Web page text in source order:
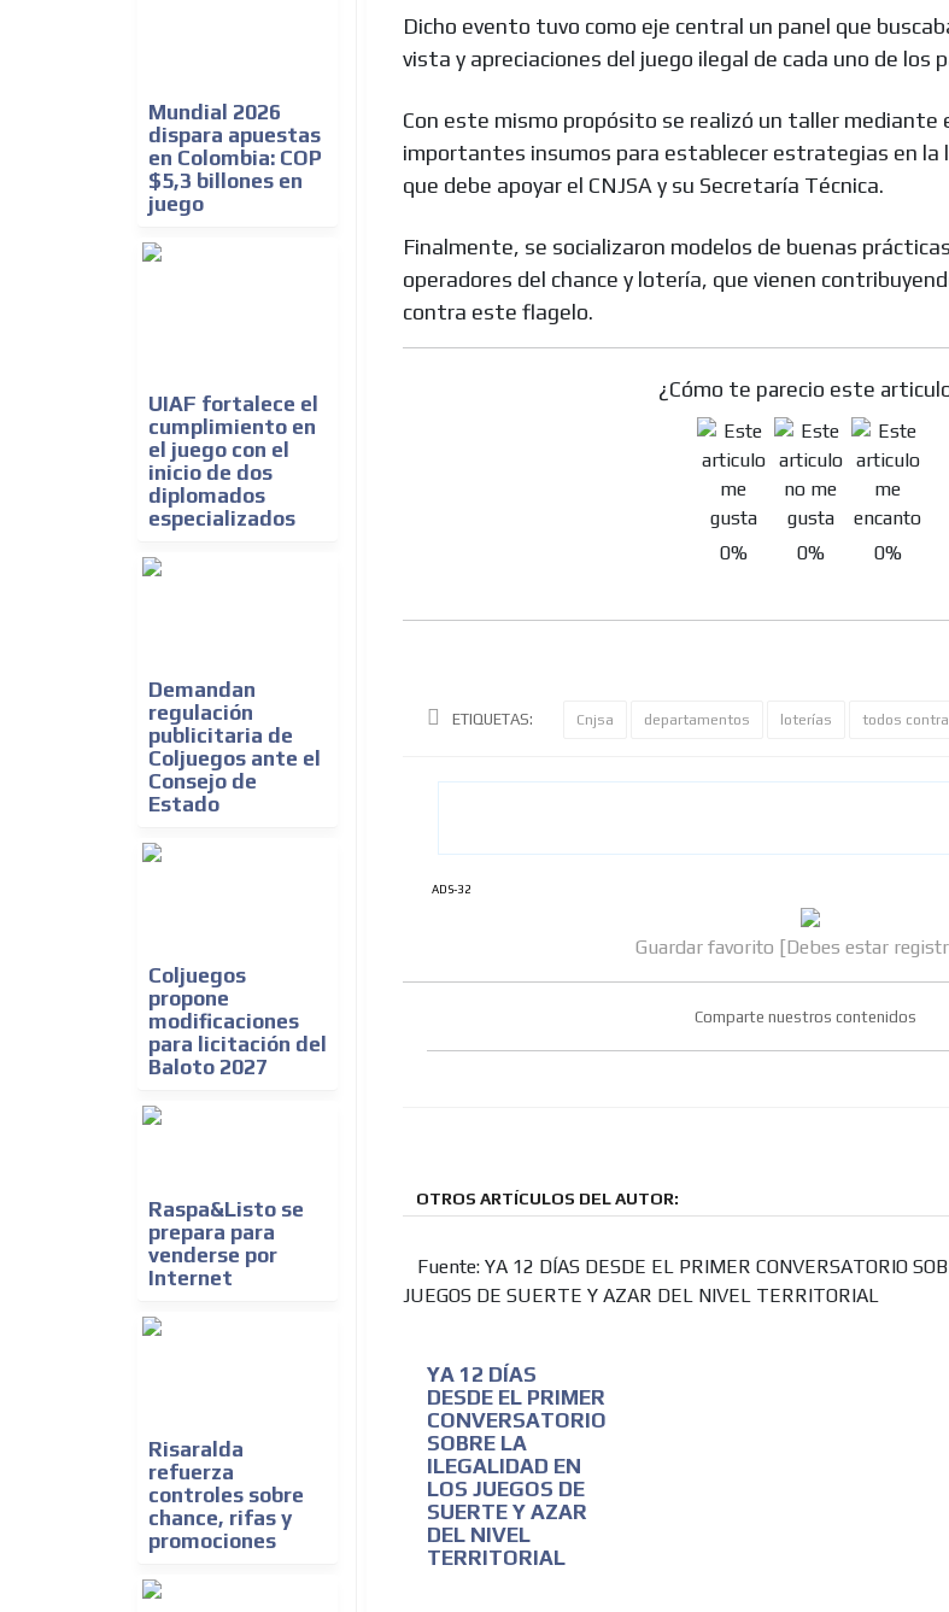
Mundial 2026
dispara apuestas
en Colombia: COP
$5,3 billones en
juego
UIAF fortalece el
cumplimiento en
el juego con el
inicio de dos
diplomados
especializados
Demandan
regulación
publicitaria de
Coljuegos ante el
Consejo de
Estado
Coljuegos
propone
modificaciones
para licitación del
Baloto 2027
Raspa&Listo se
prepara para
venderse por
Internet
Risaralda
refuerza
controles sobre
chance, rifas y
promociones
Dicho evento tuvo como eje central un panel que
vista y apreciaciones del juego ilegal de cada uno de los
Con este mismo propósito se realizó un taller mediante
importantes insumos para establecer estrategias en la
que debe apoyar el CNJSA y su Secretaría Técnica.
Finalmente, se socializaron modelos de buenas
operadores del chance y lotería, que vienen
contra este flagelo.
¿Cómo te parecio este
0% 0% 0%
ETIQUETAS: Cnjsa departamentos loterías todos contra
ADS-32
Guardar favorito [Debes estar
Comparte nuestros contenidos
OTROS ARTÍCULOS DEL AUTOR:
Fuente: YA 12 DÍAS DESDE EL PRIMER CONVERSATORIO
JUEGOS DE SUERTE Y AZAR DEL NIVEL TERRITORIAL
YA 12 DÍAS
DESDE EL PRIMER
CONVERSATORIO
SOBRE LA
ILEGALIDAD EN
LOS JUEGOS DE
SUERTE Y AZAR
DEL NIVEL
TERRITORIAL
ADS
ADVERTISEMENT
MEDIUM